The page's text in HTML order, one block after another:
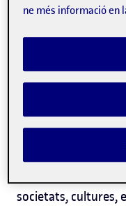
Oferta
societats, cultures,
ne més informació en